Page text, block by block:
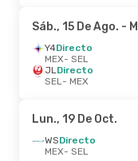
Sáb., 15 De Ago. -
Y4Directo
MEX- SEL
JLDirecto
SEL- MEX
Lun., 19 De Oct.
WSDirecto
MEX- SEL